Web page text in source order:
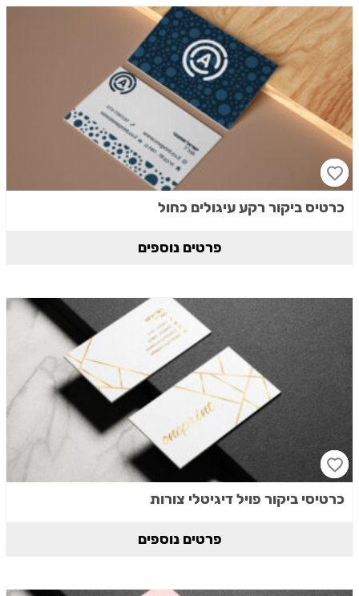
כרטיס ביקור רקע עיגולים כחול
פרטים נוספים
כרטיסי ביקור פויל דיגיטלי צורות
פרטים נוספים